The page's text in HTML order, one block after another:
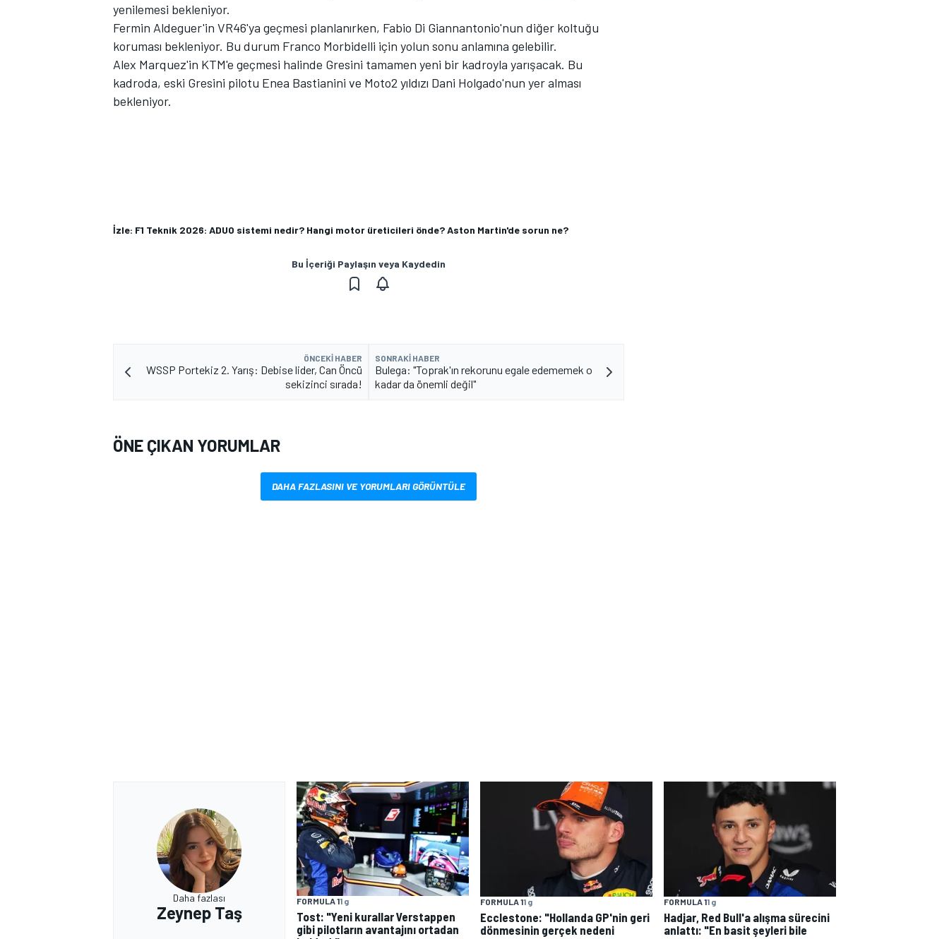
yenilemesi bekleniyor.
Fermin Aldeguer'in VR46'ya geçmesi planlanırken, Fabio Di Giannantonio'nun diğer koltuğu
koruması bekleniyor. Bu durum Franco Morbidelli için yolun sonu anlamına gelebilir.
Alex Marquez'in KTM'e geçmesi halinde Gresini tamamen yeni bir kadroyla yarışacak. Bu
kadroda, eski Gresini pilotu Enea Bastianini ve Moto2 yıldızı Dani Holgado'nun yer alması
bekleniyor.
İzle: F1 Teknik 2026: ADUO sistemi nedir? Hangi motor üreticileri önde? Aston Martin'de sorun ne?
Bu İçeriği Paylaşın veya Kaydedin
ÖNCEKI HABER
WSSP Portekiz 2. Yarış: Debise lider, Can Öncü
sekizinci sırada!
SONRAKI HABER
Bulega: "Toprak'ın rekorunu egale edememek o
kadar da önemli değil"
ÖNE ÇIKAN YORUMLAR
DAHA FAZLASINI VE YORUMLARI GÖRÜNTÜLE
Daha fazlası
Zeynep Taş
FORMULA 11 g
Tost: "Yeni kurallar Verstappen
gibi pilotların avantajını ortadan
FORMULA 11 g
Ecclestone: "Hollanda GP'nin geri
dönmesinin gerçek nedeni
FORMULA 11 g
Hadjar, Red Bull'a alışma sürecini
anlattı: "En basit şeyleri bile